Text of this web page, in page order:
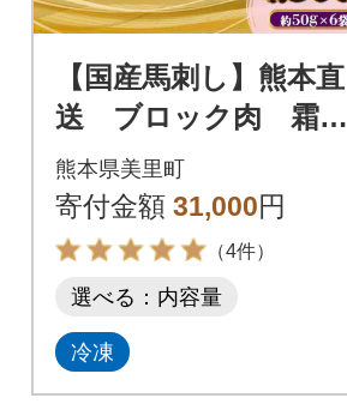
【国産馬刺し】熊本直
送 ブロック肉 霜降
り(中トロ)300g(美里
町)
熊本県美里町
寄付金額 31,000円
（4件）
選べる：内容量
冷凍